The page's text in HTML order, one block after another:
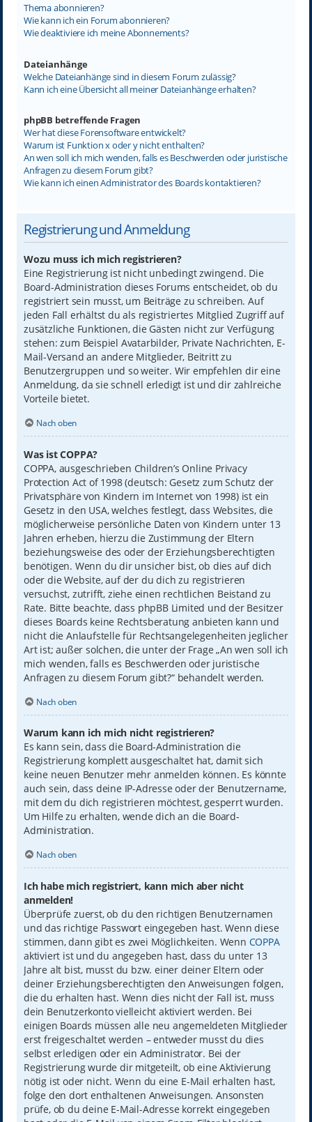
Thema abonnieren?
Wie kann ich ein Forum abonnieren?
Wie deaktiviere ich meine Abonnements?
Dateianhänge
Welche Dateianhänge sind in diesem Forum zulässig?
Kann ich eine Übersicht all meiner Dateianhänge erhalten?
phpBB betreffende Fragen
Wer hat diese Forensoftware entwickelt?
Warum ist Funktion x oder y nicht enthalten?
An wen soll ich mich wenden, falls es Beschwerden oder juristische
Anfragen zu diesem Forum gibt?
Wie kann ich einen Administrator des Boards kontaktieren?
Registrierung und Anmeldung
Wozu muss ich mich registrieren?
Eine Registrierung ist nicht unbedingt zwingend. Die
Board-Administration dieses Forums entscheidet, ob du
registriert sein musst, um Beiträge zu schreiben. Auf
jeden Fall erhältst du als registriertes Mitglied Zugriff auf
zusätzliche Funktionen, die Gästen nicht zur Verfügung
stehen: zum Beispiel Avatarbilder, Private Nachrichten, E-
Mail-Versand an andere Mitglieder, Beitritt zu
Benutzergruppen und so weiter. Wir empfehlen dir eine
Anmeldung, da sie schnell erledigt ist und dir zahlreiche
Vorteile bietet.
Nach oben
Was ist COPPA?
COPPA, ausgeschrieben Children’s Online Privacy
Protection Act of 1998 (deutsch: Gesetz zum Schutz der
Privatsphäre von Kindern im Internet von 1998) ist ein
Gesetz in den USA, welches festlegt, dass Websites, die
möglicherweise persönliche Daten von Kindern unter 13
Jahren erheben, hierzu die Zustimmung der Eltern
beziehungsweise des oder der Erziehungsberechtigten
benötigen. Wenn du dir unsicher bist, ob dies auf dich
oder die Website, auf der du dich zu registrieren
versuchst, zutrifft, ziehe einen rechtlichen Beistand zu
Rate. Bitte beachte, dass phpBB Limited und der Besitzer
dieses Boards keine Rechtsberatung anbieten kann und
nicht die Anlaufstelle für Rechtsangelegenheiten jeglicher
Art ist; außer solchen, die unter der Frage „An wen soll ich
mich wenden, falls es Beschwerden oder juristische
Anfragen zu diesem Forum gibt?“ behandelt werden.
Nach oben
Warum kann ich mich nicht registrieren?
Es kann sein, dass die Board-Administration die
Registrierung komplett ausgeschaltet hat, damit sich
keine neuen Benutzer mehr anmelden können. Es könnte
auch sein, dass deine IP-Adresse oder der Benutzername,
mit dem du dich registrieren möchtest, gesperrt wurden.
Um Hilfe zu erhalten, wende dich an die Board-
Administration.
Nach oben
Ich habe mich registriert, kann mich aber nicht
anmelden!
Überprüfe zuerst, ob du den richtigen Benutzernamen
und das richtige Passwort eingegeben hast. Wenn diese
stimmen, dann gibt es zwei Möglichkeiten. Wenn COPPA
aktiviert ist und du angegeben hast, dass du unter 13
Jahre alt bist, musst du bzw. einer deiner Eltern oder
deiner Erziehungsberechtigten den Anweisungen folgen,
die du erhalten hast. Wenn dies nicht der Fall ist, muss
dein Benutzerkonto vielleicht aktiviert werden. Bei
einigen Boards müssen alle neu angemeldeten Mitglieder
erst freigeschaltet werden – entweder musst du dies
selbst erledigen oder ein Administrator. Bei der
Registrierung wurde dir mitgeteilt, ob eine Aktivierung
nötig ist oder nicht. Wenn du eine E-Mail erhalten hast,
folge den dort enthaltenen Anweisungen. Ansonsten
prüfe, ob du deine E-Mail-Adresse korrekt eingegeben